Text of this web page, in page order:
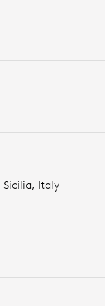
Sicilia, Italy